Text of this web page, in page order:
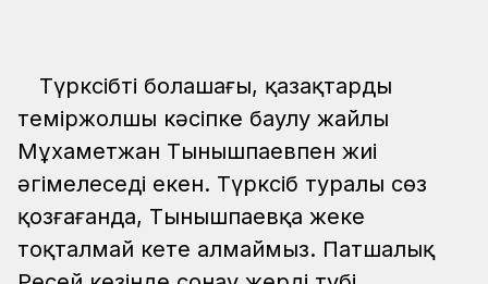
Түрксібтің болашағы, қазақтарды
теміржолшы кәсіпке баулу жайлы
Мұхаметжан Тынышпаевпен жиі
әңгімелеседі екен. Түрксіб туралы сөз
қозғағанда, Тынышпаевқа жеке
тоқталмай кете алмаймыз. Патшалық